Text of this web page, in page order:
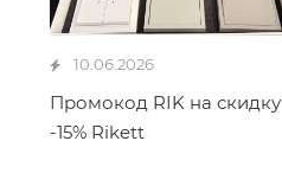
10.06.2026
Промокод RIK на скидку
-15% Rikett